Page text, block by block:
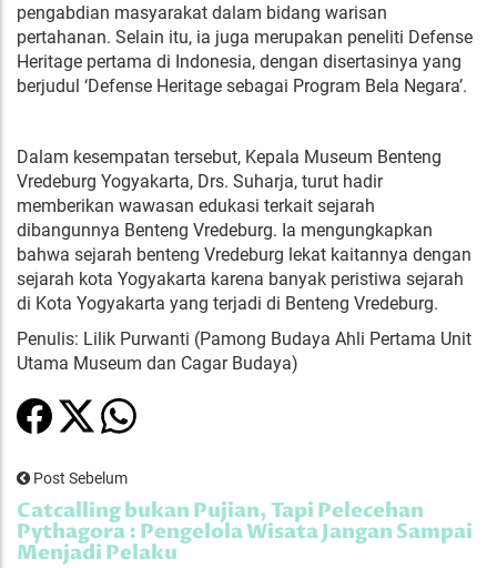
pengabdian masyarakat dalam bidang warisan
pertahanan. Selain itu, ia juga merupakan peneliti Defense
Heritage pertama di Indonesia, dengan disertasinya yang
berjudul ‘Defense Heritage sebagai Program Bela Negara’.
Dalam kesempatan tersebut, Kepala Museum Benteng
Vredeburg Yogyakarta, Drs. Suharja, turut hadir
memberikan wawasan edukasi terkait sejarah
dibangunnya Benteng Vredeburg. Ia mengungkapkan
bahwa sejarah benteng Vredeburg lekat kaitannya dengan
sejarah kota Yogyakarta karena banyak peristiwa sejarah
di Kota Yogyakarta yang terjadi di Benteng Vredeburg.
Penulis: Lilik Purwanti (Pamong Budaya Ahli Pertama Unit
Utama Museum dan Cagar Budaya)
Post Sebelum
Catcalling bukan Pujian, Tapi Pelecehan
Pythagora : Pengelola Wisata Jangan Sampai
Menjadi Pelaku